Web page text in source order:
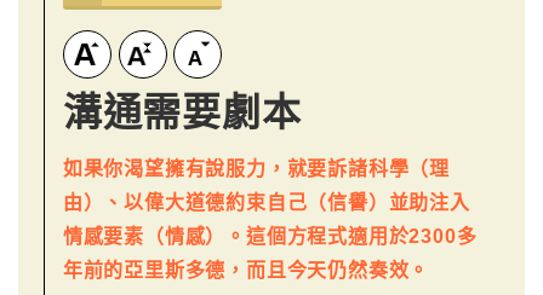
溝通需要劇本
如果你渴望擁有說服力，就要訴諸科學（理
由）、以偉大道德約束自己（信譽）並助注入
情感要素（情感）。這個方程式適用於2300多
年前的亞里斯多德，而且今天仍然奏效。